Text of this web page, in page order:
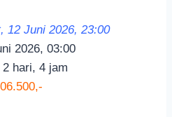
12 Juni 2026, 23:00
2026, 03:00
hari, 4 jam